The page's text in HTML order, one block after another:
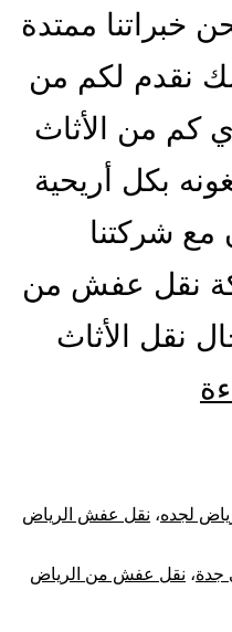
خبراتنا ممتدة
نقدم لكم من
كم من الأثاث
بكل أريحية
شركتنا
نقل عفش من
نقل الأثاث
الرياض
لجده، نقل عفش الرياض
جدة، نقل عفش من الرياض